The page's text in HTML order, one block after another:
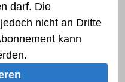
darf. Die
nicht an Dritte
kann